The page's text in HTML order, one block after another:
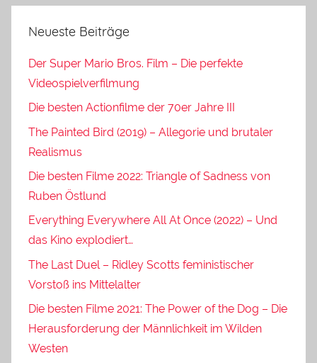
Neueste Beiträge
Der Super Mario Bros. Film – Die perfekte
Videospielverfilmung
Die besten Actionfilme der 70er Jahre III
The Painted Bird (2019) – Allegorie und brutaler
Realismus
Die besten Filme 2022: Triangle of Sadness von
Ruben Östlund
Everything Everywhere All At Once (2022) – Und
das Kino explodiert…
The Last Duel – Ridley Scotts feministischer
Vorstoß ins Mittelalter
Die besten Filme 2021: The Power of the Dog – Die
Herausforderung der Männlichkeit im Wilden
Westen